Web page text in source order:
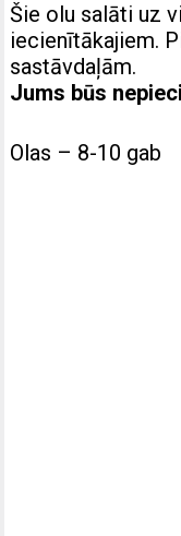
Šie olu salāti uz
iecienītākajiem.
sastāvdaļām.
Jums būs
Olas – 8-10 gab